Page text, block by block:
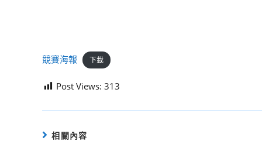
競賽海報 下載
Post Views: 313
相關內容